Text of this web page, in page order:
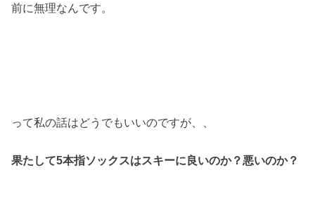
前に無理なんです。
って私の話はどうでもいいのですが、、
果たして5本指ソックスはスキーに良いのか？悪いのか？